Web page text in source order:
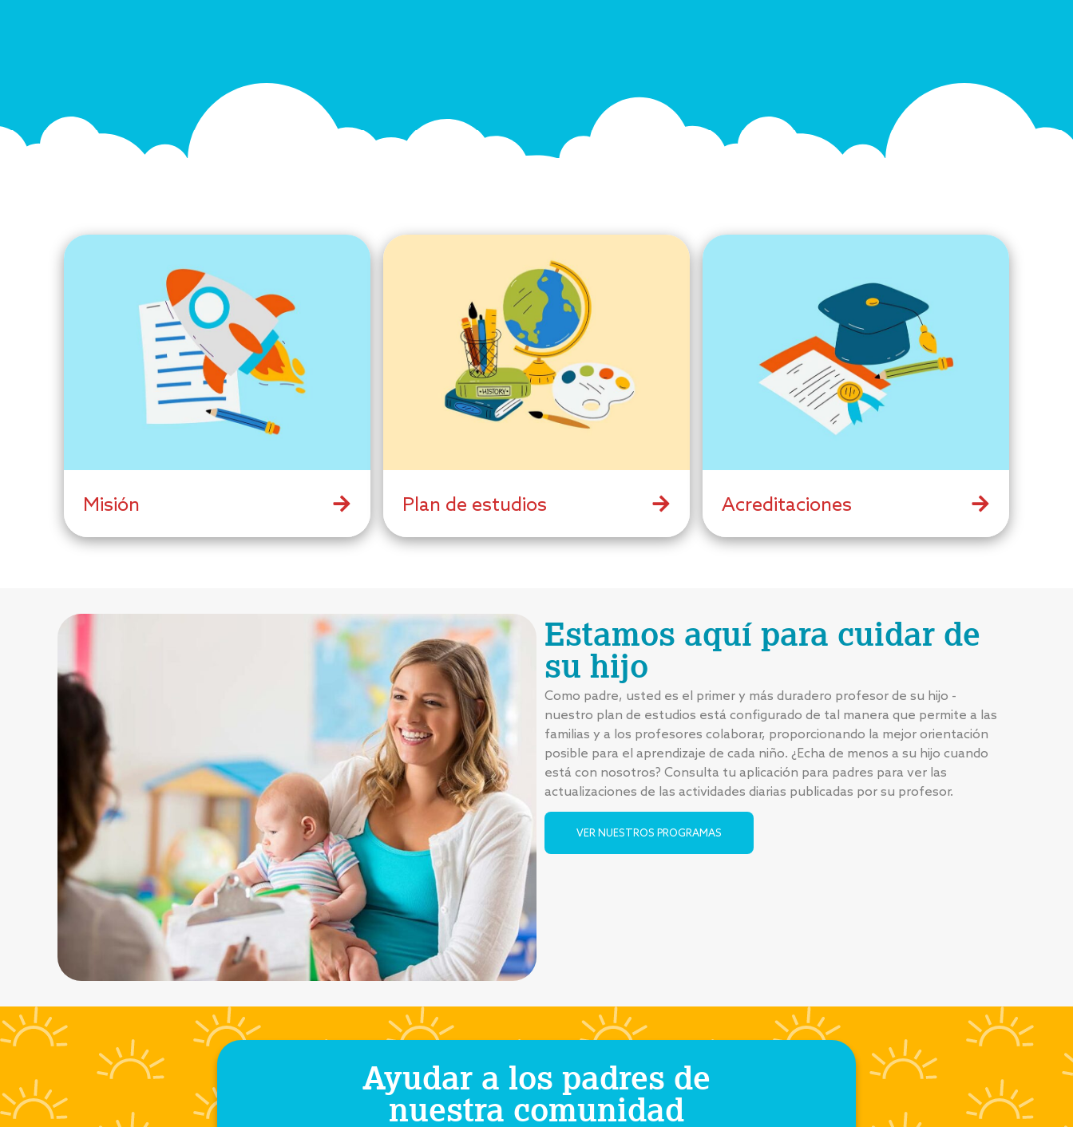
Misión Plan de estudios Acreditaciones
Estamos aquí para cuidar de
su hijo
Como padre, usted es el primer y más duradero profesor de su hijo -
nuestro plan de estudios está configurado de tal manera que permite a las
familias y a los profesores colaborar, proporcionando la mejor orientación
posible para el aprendizaje de cada niño. ¿Echa de menos a su hijo cuando
está con nosotros? Consulta tu aplicación para padres para ver las
actualizaciones de las actividades diarias publicadas por su profesor.
VER NUESTROS PROGRAMAS
Ayudar a los padres de
nuestra comunidad